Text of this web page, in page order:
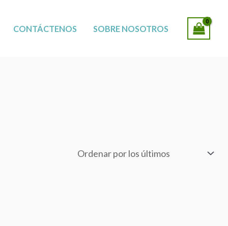
CONTÁCTENOS SOBRE NOSOTROS
SUCURSALES